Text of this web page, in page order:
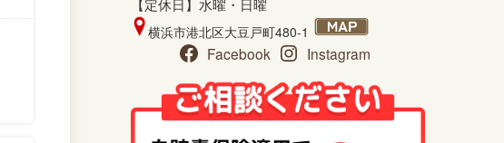
【定休日】水曜・日曜
横浜市港北区大豆戸町480-1
Facebook Instagram